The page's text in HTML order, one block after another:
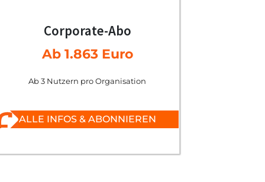
Corporate-Abo
Ab 1.863 Euro
Ab 3 Nutzern pro Organisation
ALLE INFOS & ABONNIEREN